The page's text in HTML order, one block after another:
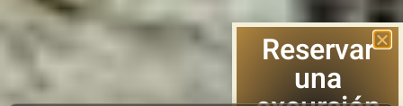
Reservar
una